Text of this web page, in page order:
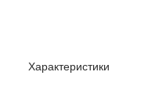
Характеристики